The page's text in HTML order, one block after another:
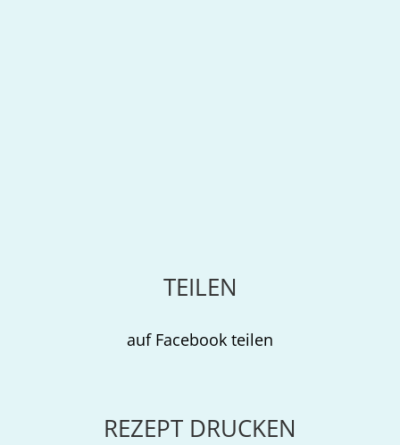
TEILEN
auf Facebook teilen
REZEPT DRUCKEN